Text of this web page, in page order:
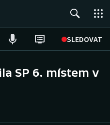
SLEDOVAT
SP 6. místem v